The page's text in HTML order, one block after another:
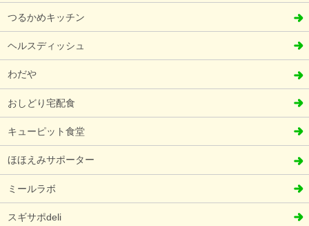
つるかめキッチン
ヘルスディッシュ
わだや
おしどり宅配食
キューピット食堂
ほほえみサポーター
ミールラボ
スギサポdeli